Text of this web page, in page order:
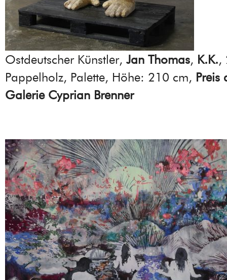
Ostdeutscher Künstler, Jan Thomas, K.K.,
Pappelholz, Palette, Höhe: 210 cm, Preis
Galerie Cyprian Brenner